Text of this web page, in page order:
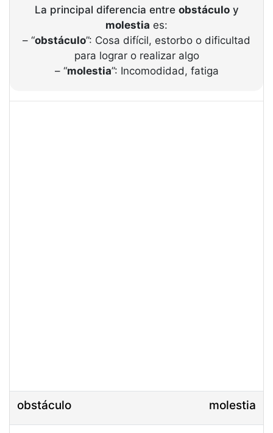
La principal diferencia entre obstáculoy
molestia es:
– “obstáculo”: Cosa difícil, estorbo o dificultad
para lograr o realizar algo
– “molestia”: Incomodidad, fatiga
obstáculo molestia